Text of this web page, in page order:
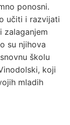
ponosni.
učiti i razvijati
zalaganjem
su njihova
školu
koji
mladih